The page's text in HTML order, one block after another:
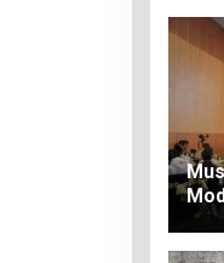
Mandalika